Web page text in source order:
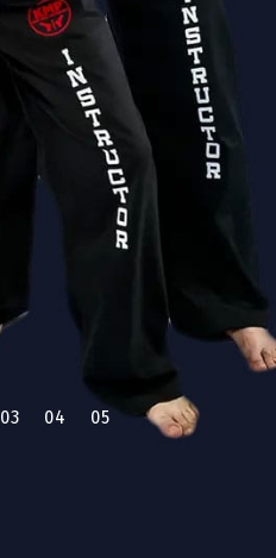
3 4 5